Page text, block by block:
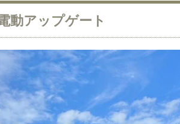
動アップゲート